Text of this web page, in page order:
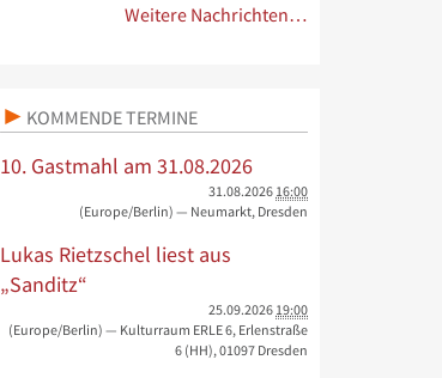
Weitere Nachrichten…
KOMMENDE TERMINE
10. Gastmahl am 31.08.2026
31.08.2026 16:00
(Europe/Berlin) — Neumarkt, Dresden
Lukas Rietzschel liest aus
„Sanditz“
25.09.2026 19:00
(Europe/Berlin) — Kulturraum ERLE 6, Erlenstraße
6 (HH), 01097 Dresden